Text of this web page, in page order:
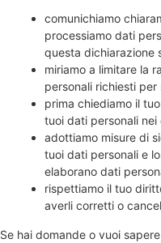
comunichiamo
processiamo dati
questa dichiarazione
miriamo a limitare la
personali richiesti
prima chiediamo il
tuoi dati personali
adottiamo misure di
tuoi dati personali e
elaborano dati
rispettiamo il tuo
averli corretti o
Se hai domande o vuoi